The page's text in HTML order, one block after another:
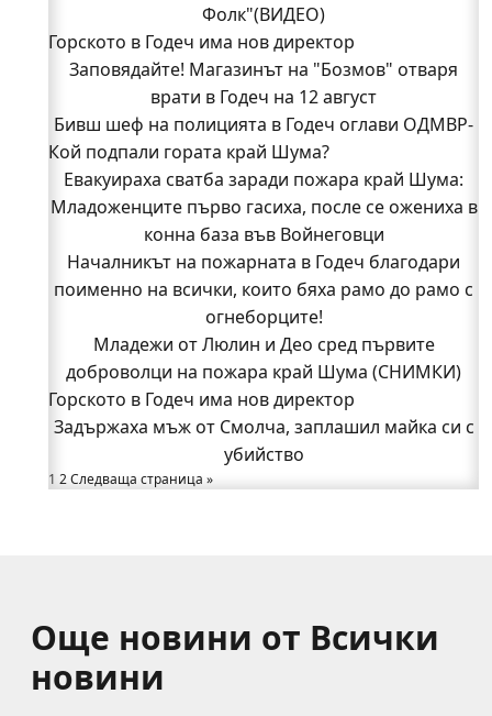
Фолк"(ВИДЕО)
Горското в Годеч има нов директор
Заповядайте! Магазинът на "Бозмов" отваря
врати в Годеч на 12 август
Бивш шеф на полицията в Годеч оглави ОДМВР-
Видин
Кой подпали гората край Шума?
Младежи от Люлин и Део сред първите
доброволци на пожара край Шума (СНИМКИ)
Началникът на пожарната в Годеч благодари
поименно на всички, които бяха рамо до рамо с
огнеборците!
150 декара гори, треви и храсти изгоряха край
Годеч, десетки доброволци се хвърлиха в
битката с огъня (СНИМКИ/ВИДЕО)
Полицията влиза в селата
Възможни са прекъсвания на тока утре в части
от община Годеч
Кой подпали гората край Шума?
Евакуираха сватба заради пожара край Шума:
Младоженците първо гасиха, после се ожениха в
конна база във Войнеговци
Началникът на пожарната в Годеч благодари
поименно на всички, които бяха рамо до рамо с
огнеборците!
Младежи от Люлин и Део сред първите
доброволци на пожара край Шума (СНИМКИ)
Горското в Годеч има нов директор
Задържаха мъж от Смолча, заплашил майка си с
убийство
1 2Следваща страница »
Още новини от Всички
новини